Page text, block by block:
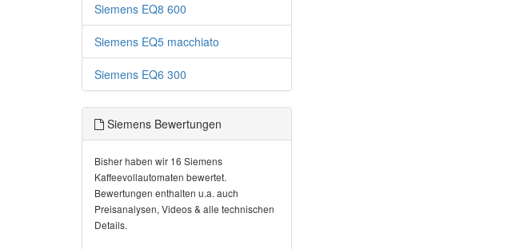
Siemens EQ8 600
Siemens EQ5 macchiato
Siemens EQ6 300
Siemens Bewertungen
Bisher haben wir 16 Siemens
Kaffeevollautomaten bewertet.
Bewertungen enthalten u.a. auch
Preisanalysen, Videos & alle technischen
Details.